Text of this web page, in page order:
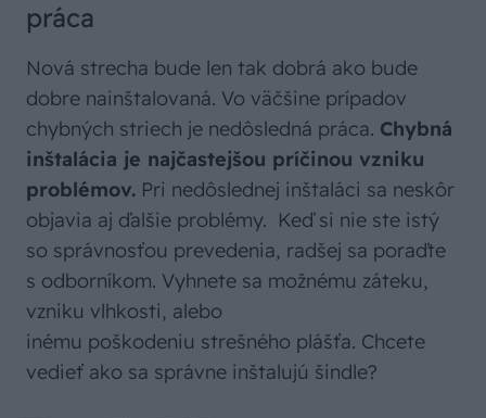
práca
Nová strecha bude len tak dobrá ako bude
dobre nainštalovaná. Vo väčšine prípadov
chybných striech je nedôsledná práca. Chybná
inštalácia je najčastejšou príčinou vzniku
problémov. Pri nedôslednej inštaláci sa neskôr
objavia aj ďalšie problémy. Keď si nie ste istý
so správnosťou prevedenia, radšej sa poraďte
s odborníkom. Vyhnete sa možnému záteku,
vzniku vlhkosti, alebo
inému poškodeniu strešného plášťa. Chcete
vedieť ako sa správne inštalujú šindle?